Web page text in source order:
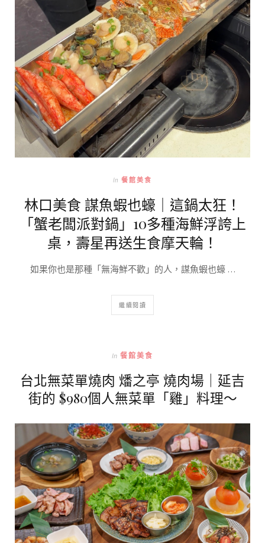
In 餐館美食
林口美食 謀魚蝦也蠔｜這鍋太狂！
「蟹老闆派對鍋」10多種海鮮浮誇上
桌，壽星再送生食摩天輪！
如果你也是那種「無海鮮不歡」的人，謀魚蝦也蠔 …
繼續閱讀
In 餐館美食
台北無菜單燒肉 燔之亭 燒肉場｜延吉
街的 $980個人無菜單「雞」料理～